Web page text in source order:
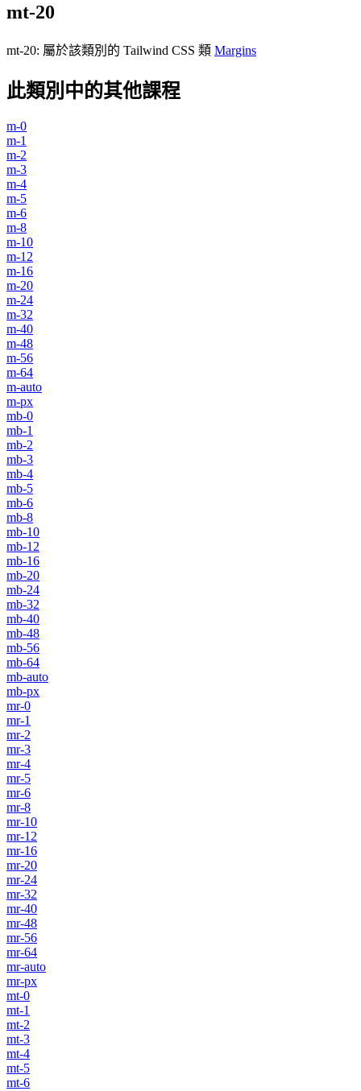
mt-20
mt-20: 屬於該類別的 Tailwind CSS 類 Margins
此類別中的其他課程
m-0
m-1
m-2
m-3
m-4
m-5
m-6
m-8
m-10
m-12
m-16
m-20
m-24
m-32
m-40
m-48
m-56
m-64
m-auto
m-px
mb-0
mb-1
mb-2
mb-3
mb-4
mb-5
mb-6
mb-8
mb-10
mb-12
mb-16
mb-20
mb-24
mb-32
mb-40
mb-48
mb-56
mb-64
mb-auto
mb-px
mr-0
mr-1
mr-2
mr-3
mr-4
mr-5
mr-6
mr-8
mr-10
mr-12
mr-16
mr-20
mr-24
mr-32
mr-40
mr-48
mr-56
mr-64
mr-auto
mr-px
mt-0
mt-1
mt-2
mt-3
mt-4
mt-5
mt-6